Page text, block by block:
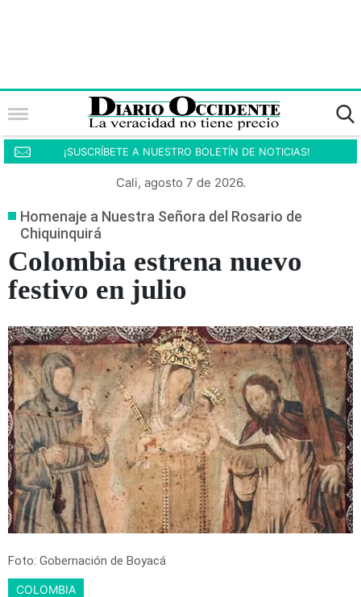
¡SUSCRÍBETE A NUESTRO BOLETÍN DE NOTICIAS!
Cali, agosto 7 de 2026.
Homenaje a Nuestra Señora del Rosario de
Chiquinquirá
Colombia estrena nuevo
festivo en julio
Foto: Gobernación de Boyacá
COLOMBIA